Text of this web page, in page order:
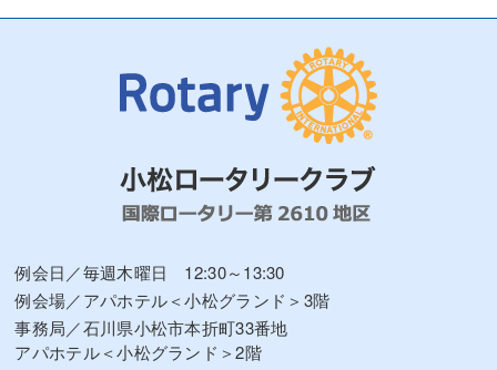
例会日／毎週木曜日 12:30～13:30
例会場／アパホテル＜小松グランド＞3階
事務局／石川県小松市本折町33番地
アパホテル＜小松グランド＞2階